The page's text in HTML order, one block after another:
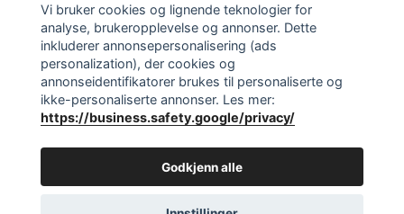
Sosiale medier
© 2026 EAasnes AS
Vi bruker cookies og lignende teknologier for
analyse, brukeropplevelse og annonser. Dette
inkluderer annonsepersonalisering (ads
personalization), der cookies og
annonseidentifikatorer brukes til personaliserte og
ikke-personaliserte annonser. Les mer:
https://business.safety.google/privacy/
Godkjenn alle